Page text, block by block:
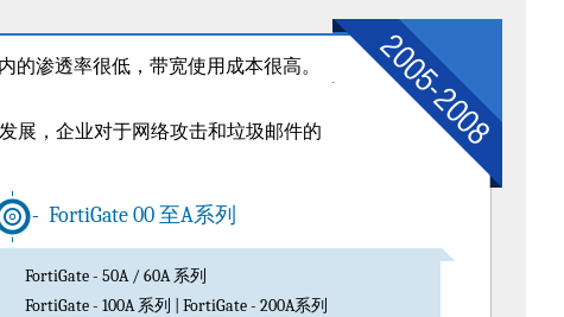
的渗透率很低，带宽使用成本很高。
展，企业对于网络攻击和垃圾邮件的
FortiGate 00 至A系列
FortiGate - 50A / 60A 系列
FortiGate - 100A 系列 | FortiGate - 200A系列